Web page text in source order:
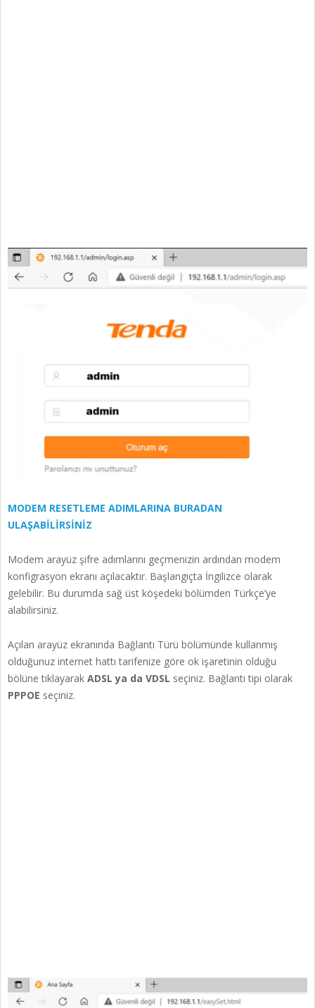
MODEM RESETLEME ADIMLARINA BURADAN
ULAŞABİLİRSİNİZ
Modem arayüz şifre adımlarını geçmenizin ardından modem
konfigrasyon ekranı açılacaktır. Başlangıçta İngilizce olarak
gelebilir. Bu durumda sağ üst köşedeki bölümden Türkçe’ye
alabilirsiniz.
Açılan arayüz ekranında Bağlantı Türü bölümünde kullanmış
olduğunuz internet hattı tarifenize göre ok işaretinin olduğu
bölüne tıklayarak ADSL ya da VDSL seçiniz. Bağlantı tipi olarak
PPPOE seçiniz.